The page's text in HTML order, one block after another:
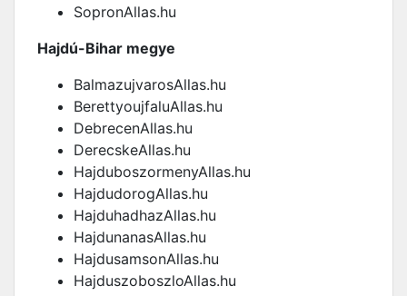
SopronAllas.hu
Hajdú-Bihar megye
BalmazujvarosAllas.hu
BerettyoujfaluAllas.hu
DebrecenAllas.hu
DerecskeAllas.hu
HajduboszormenyAllas.hu
HajdudorogAllas.hu
HajduhadhazAllas.hu
HajdunanasAllas.hu
HajdusamsonAllas.hu
HajduszoboszloAllas.hu